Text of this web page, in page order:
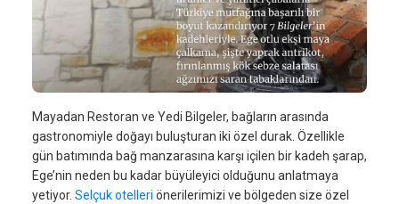
Mayadan Restoran ve Yedi Bilgeler, bağların arasında
gastronomiyle doğayı buluşturan iki özel durak. Özellikle
gün batımında bağ manzarasına karşı içilen bir kadeh şarap,
Ege’nin neden bu kadar büyüleyici olduğunu anlatmaya
yetiyor. Selçuk otelleri önerilerimizi ve bölgeden size özel